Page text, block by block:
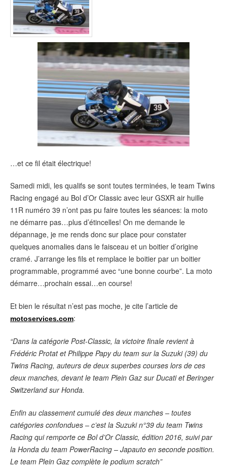
…et ce fil était électrique!
Samedi midi, les qualifs se sont toutes terminées, le team Twins
Racing engagé au Bol d’Or Classic avec leur GSXR air huille
11R numéro 39 n’ont pas pu faire toutes les séances: la moto
ne démarre pas…plus d’étincelles! On me demande le
dépannage, je me rends donc sur place pour constater
quelques anomalies dans le faisceau et un boitier d’origine
cramé. J’arrange les fils et remplace le boitier par un boitier
programmable, programmé avec “une bonne courbe”. La moto
démarre…prochain essai…en course!
Et bien le résultat n’est pas moche, je cite l’article de
motoservices.com:
“Dans la catégorie Post-Classic, la victoire finale revient à
Frédéric Protat et Philippe Papy du team sur la Suzuki (39) du
Twins Racing, auteurs de deux superbes courses lors de ces
deux manches, devant le team Plein Gaz sur Ducati et Beringer
Switzerland sur Honda.
Enfin au classement cumulé des deux manches – toutes
catégories confondues – c’est la Suzuki n°39 du team Twins
Racing qui remporte ce Bol d’Or Classic, édition 2016, suivi par
la Honda du team PowerRacing – Japauto en seconde position.
Le team Plein Gaz complète le podium scratch”